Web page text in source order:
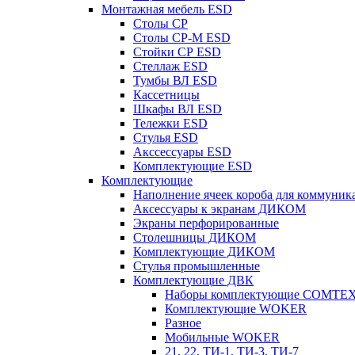
Монтажная мебель ESD
Столы СР
Столы СР-М ESD
Стойки СР ESD
Стеллаж ESD
Тумбы ВЛ ESD
Кассетницы
Шкафы ВЛ ESD
Тележки ESD
Стулья ESD
Акссессуары ESD
Комплектующие ESD
Комплектующие
Наполнение ячеек короба для
Аксессуары к экранам ДИКОМ
Экраны перфорированные
Cтолешницы ДИКОМ
Комплектующие ДИКОМ
Стулья промышленные
Комплектующие ДВК
Наборы комплектующие
Комплектующие WOKER
Разное
Мобильные WOKER
21, 22, ТИ-1, ТИ-3, ТИ-7